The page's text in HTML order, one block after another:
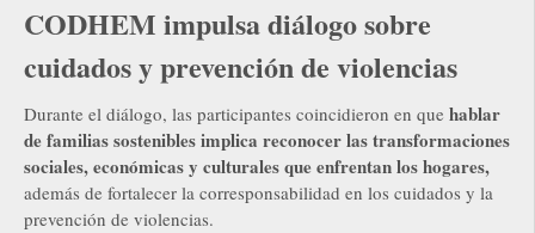
CODHEM impulsa diálogo sobre
cuidados y prevención de violencias
Durante el diálogo, las participantes coincidieron en que hablar
de familias sostenibles implica reconocer las transformaciones
sociales, económicas y culturales que enfrentan los hogares,
además de fortalecer la corresponsabilidad en los cuidados y la
prevención de violencias.